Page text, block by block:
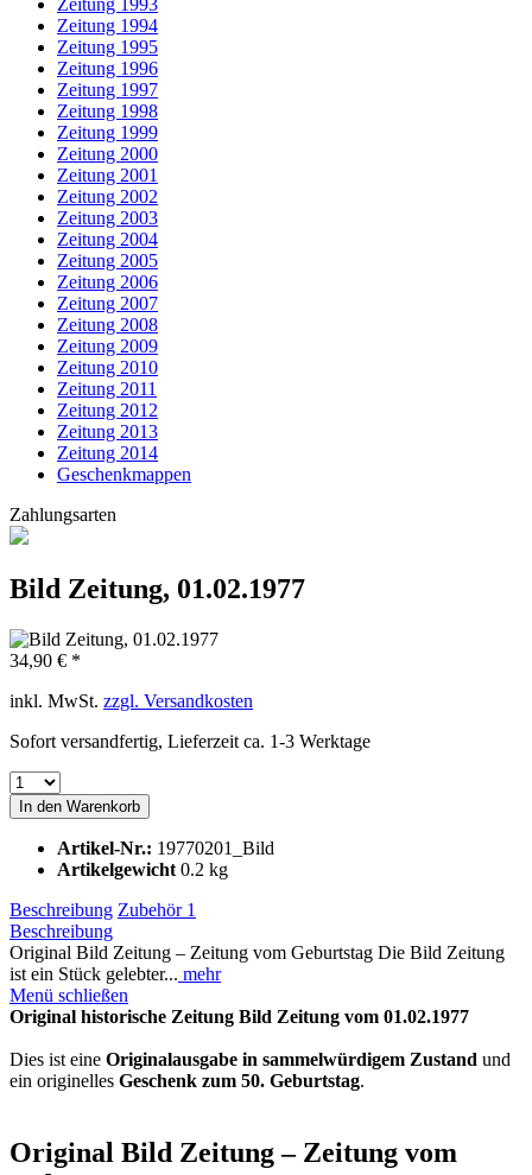
Zeitung 1993
Zeitung 1994
Zeitung 1995
Zeitung 1996
Zeitung 1997
Zeitung 1998
Zeitung 1999
Zeitung 2000
Zeitung 2001
Zeitung 2002
Zeitung 2003
Zeitung 2004
Zeitung 2005
Zeitung 2006
Zeitung 2007
Zeitung 2008
Zeitung 2009
Zeitung 2010
Zeitung 2011
Zeitung 2012
Zeitung 2013
Zeitung 2014
Geschenkmappen
Zahlungsarten
Bild Zeitung, 01.02.1977
34,90 € *
inkl. MwSt. zzgl. Versandkosten
Sofort versandfertig, Lieferzeit ca. 1-3 Werktage
In den Warenkorb
Artikel-Nr.: 19770201_Bild
Artikelgewicht 0.2 kg
Beschreibung Zubehör 1
Beschreibung
Original Bild Zeitung – Zeitung vom Geburtstag Die Bild Zeitung
ist ein Stück gelebter... mehr
Menü schließen
Original historische Zeitung Bild Zeitung vom 01.02.1977
Dies ist eine Originalausgabe in sammelwürdigem Zustand und
ein originelles Geschenk zum 50. Geburtstag.
Original Bild Zeitung – Zeitung vom